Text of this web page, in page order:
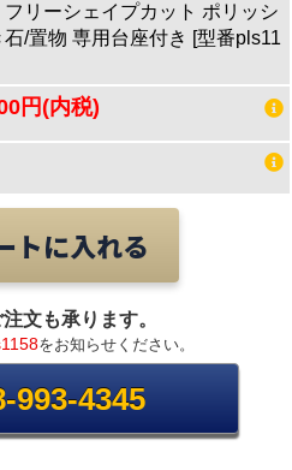
フリーシェイプカット ポリッシ
石/置物 専用台座付き [型番pls11
円(内税)
文も承ります。
をお知らせください。
993-4345